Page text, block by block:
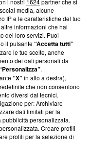
come ci impegniamo a
nostra aderenza a
News non è
richiesto di farne
una verifica di
i nostri 1624partner che si
media, alcune
IP e le caratteristiche del tuo
informazioni che hai
dei loro servizi. Puoi
il pulsante“Accetta tutti”
le tue scelte, anche
dei dati personali da
.
“X”in alto a destra),
che non consentono
diversi dai tecnici.
per: Archiviare
dati limitati per la
personalizzata.
Creare profili
profili per la selezione di